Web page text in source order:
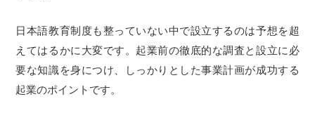
日本語教育制度も整っていない中で設立するのは予想を超
えてはるかに大変です。起業前の徹底的な調査と設立に必
要な知識を身につけ、しっかりとした事業計画が成功する
起業のポイントです。